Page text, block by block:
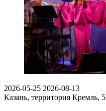
2026-05-25 2026-08-13
Казань, территория Кремль, 5